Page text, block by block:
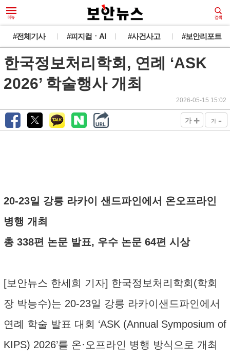
#전체기사 #피지컬ㆍAI #사건사고 #보안리포트
한국정보처리학회, 연례 ‘ASK
2026’ 학술행사 개최
2026-05-15 15:02
가 + 가 -
20-23일 강릉 라카이 샌드파인에서 온오프라인
병행 개최
총 338편 논문 발표, 우수 논문 64편 시상
[보안뉴스 한세희 기자] 한국정보처리학회(학회
장 박능수)는 20-23일 강릉 라카이샌드파인에서
연례 학술 발표 대회 ‘ASK (Annual Symposium of
KIPS) 2026’를 온·오프라인 병행 방식으로 개최